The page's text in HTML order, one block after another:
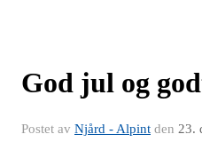
God jul og
Postet av Njård - Alpint den 23.